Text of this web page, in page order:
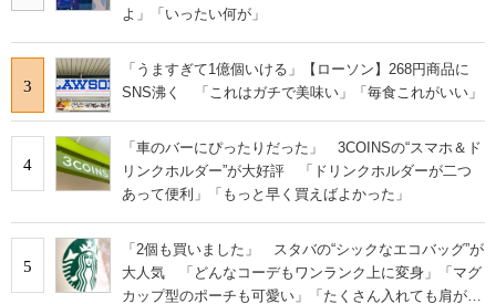
よ」「いったい何が」
3
「うますぎて1億個いける」【ローソン】268円商品に
SNS沸く 「これはガチで美味い」「毎食これがいい」
4
「車のバーにぴったりだった」 3COINSの“スマホ＆ド
リンクホルダー”が大好評 「ドリンクホルダーが二つ
あって便利」「もっと早く買えばよかった」
5
「2個も買いました」 スタバの“シックなエコバッグ”が
大人気 「どんなコーデもワンランク上に変身」「マグ
カップ型のポーチも可愛い」「たくさん入れても肩が痛